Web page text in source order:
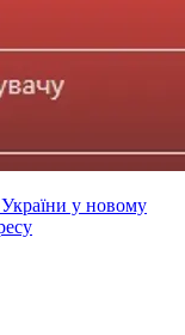
у новому